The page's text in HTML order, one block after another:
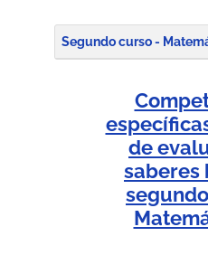
Segundo curso -
de
saberes